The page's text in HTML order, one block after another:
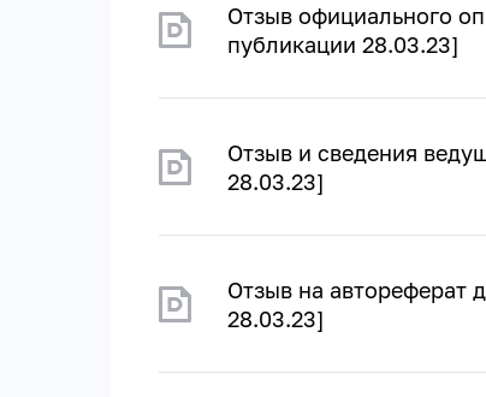
Отзыв официального
публикации 28.03.23]
Отзыв и сведения
28.03.23]
Отзыв на автореферат
28.03.23]